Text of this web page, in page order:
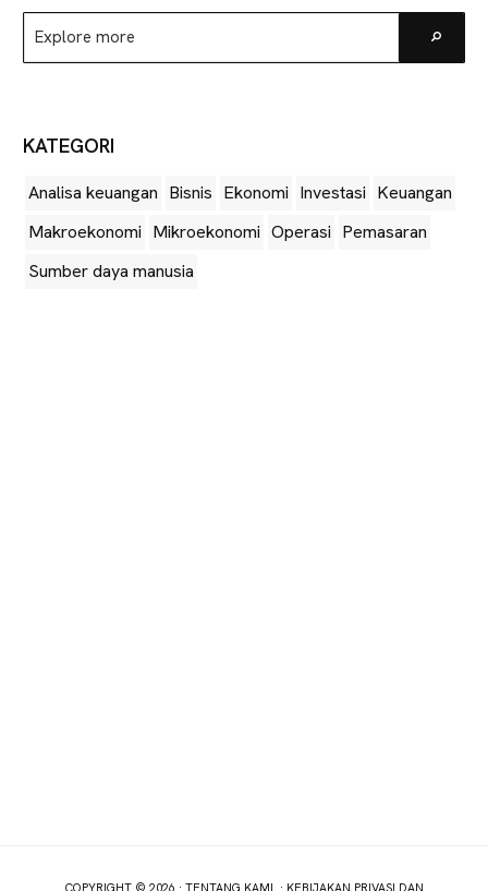
Explore
more
KATEGORI
Analisa keuangan Bisnis Ekonomi Investasi Keuangan
Makroekonomi Mikroekonomi Operasi Pemasaran
Sumber daya manusia
COPYRIGHT © 2026 · TENTANG KAMI · KEBIJAKAN PRIVASI DAN